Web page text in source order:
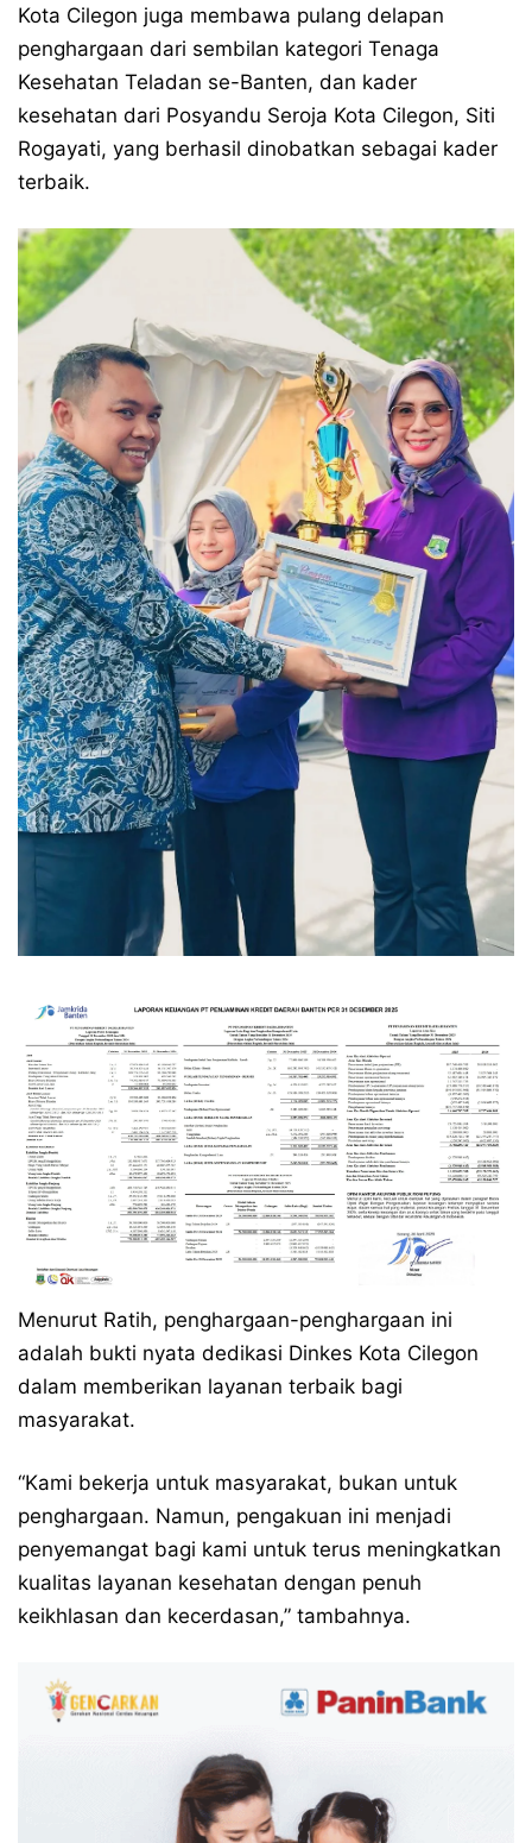
Kota Cilegon juga membawa pulang delapan
penghargaan dari sembilan kategori Tenaga
Kesehatan Teladan se-Banten, dan kader
kesehatan dari Posyandu Seroja Kota Cilegon, Siti
Rogayati, yang berhasil dinobatkan sebagai kader
terbaik.
Menurut Ratih, penghargaan-penghargaan ini
adalah bukti nyata dedikasi Dinkes Kota Cilegon
dalam memberikan layanan terbaik bagi
masyarakat.
“Kami bekerja untuk masyarakat, bukan untuk
penghargaan. Namun, pengakuan ini menjadi
penyemangat bagi kami untuk terus meningkatkan
kualitas layanan kesehatan dengan penuh
keikhlasan dan kecerdasan,” tambahnya.